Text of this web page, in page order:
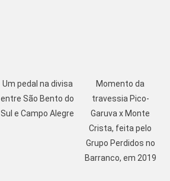
Um pedal na divisa
entre São Bento do
Sul e Campo Alegre
Momento da
travessia Pico-
Garuva x Monte
Crista, feita pelo
Grupo Perdidos no
Barranco, em 2019